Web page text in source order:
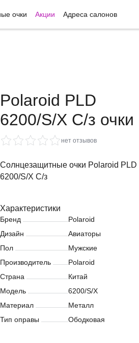
очки Акции Адреса салонов
Polaroid PLD
6200/S/X C/з очки
нет отзывов
Солнцезащитные очки Polaroid PLD
6200/S/X C/з
Характеристики
Бренд
Polaroid
Дизайн
Авиаторы
Пол
Мужские
Производитель
Polaroid
Страна
Китай
Модель
6200/S/X
Материал
Металл
Тип оправы
Ободковая